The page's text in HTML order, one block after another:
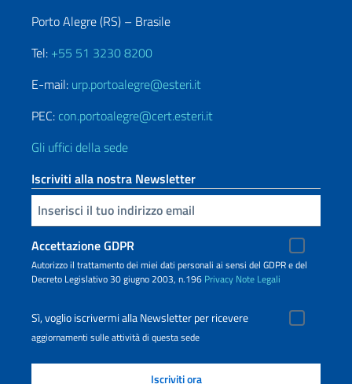
Porto Alegre (RS) – Brasile
Tel: +55 51 3230 8200
E-mail: urp.portoalegre@esteri.it
PEC: con.portoalegre@cert.esteri.it
Gli uffici della sede
Iscriviti alla nostra Newsletter
Inserisci la tua email
Accettazione GDPR
Autorizzo il trattamento dei miei dati personali ai sensi del GDPR e del
Decreto Legislativo 30 giugno 2003, n.196 Privacy Note Legali
Sì, voglio iscrivermi alla Newsletter per ricevere
aggiornamenti sulle attività di questa sede